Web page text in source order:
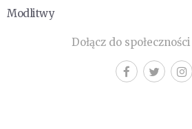
Modlitwy
Dołącz do